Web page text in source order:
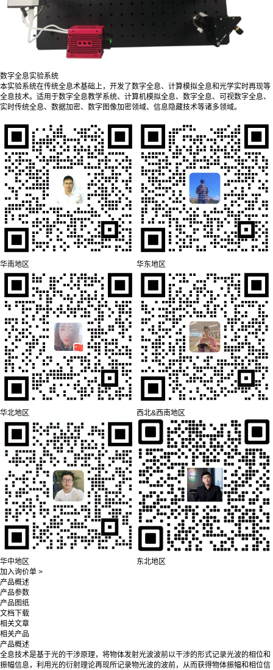
数字全息实验系统
本实验系统在传统全息术基础上，开发了数字全息、计算模拟全息和光学实时再现等
全息技术。适用于数字全息教学系统、计算机模拟全息、数字全息、可视数字全息、
实时传统全息、数据加密、数字图像加密领域、信息隐藏技术等诸多领域。
华南地区 华东地区
华北地区 西北&西南地区
华中地区
东北地区
加入询价单 >
产品概述
产品参数
产品图纸
文档下载
相关文章
相关产品
产品概述
全息技术是基于光的干涉原理，将物体发射光波波前以干涉的形式记录光波的相位和
振幅信息，利用光的衍射理论再现所记录物光波的波前，从而获得物体振幅和相位信